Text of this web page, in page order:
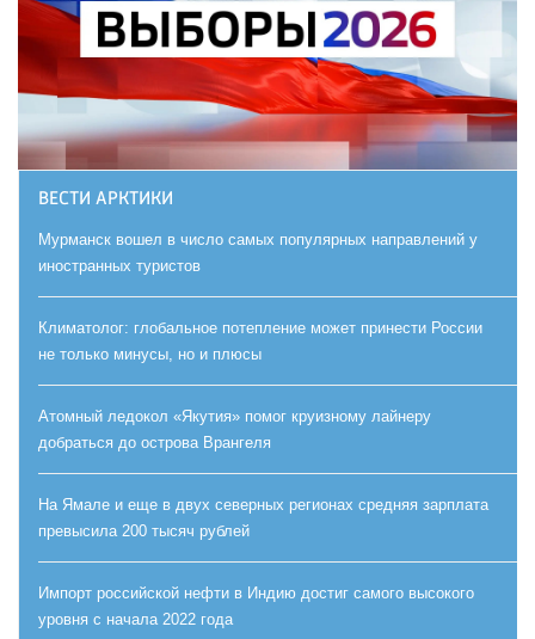
ВЕСТИ АРКТИКИ
Мурманск вошел в число самых популярных направлений у
иностранных туристов
Климатолог: глобальное потепление может принести России
не только минусы, но и плюсы
Атомный ледокол «Якутия» помог круизному лайнеру
добраться до острова Врангеля
На Ямале и еще в двух северных регионах средняя зарплата
превысила 200 тысяч рублей
Импорт российской нефти в Индию достиг самого высокого
уровня с начала 2022 года